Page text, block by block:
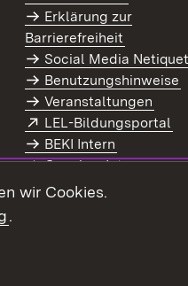
neuem Fenster)
Erklärung zur
Barrierefreiheit
Social Media
Benutzungshinweise
Veranstaltungen
Extern:
LEL-Bildungsportal
BEKI Intern
Coaches Intern
Intranet
wir Cookies.
.